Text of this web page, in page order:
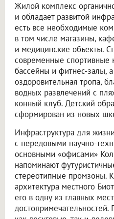
Жилой комплекс
и обладает развитой
есть все необходимые
в том числе магазины,
и медицинские объекты.
современные спортивные
бассейны и фитнес-залы,
оздоровительная тропа,
водных развлечений с
конный клуб. Детский
сформирован из новых
Инфраструктура для
с передовыми научно-
основными «офисами»
напоминают
стереотипные промзоны.
архитектура местного
его в одну из главных